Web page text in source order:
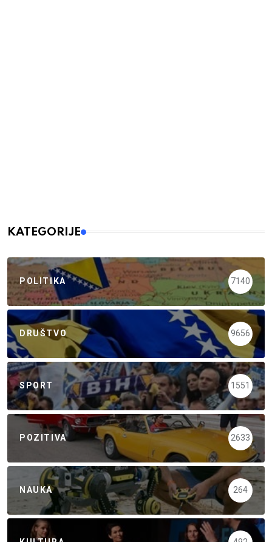
KATEGORIJE
POLITIKA 7140
DRUŠTVO 9656
SPORT 1551
POZITIVA 2633
NAUKA 264